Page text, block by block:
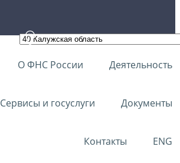
О ФНС России Деятельность
Сервисы и госуслуги Документы
Контакты ENG